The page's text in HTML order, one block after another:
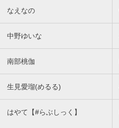
なえなの
中野ゆいな
南部桃伽
生見愛瑠(めるる)
はやて【#らぶしっく】